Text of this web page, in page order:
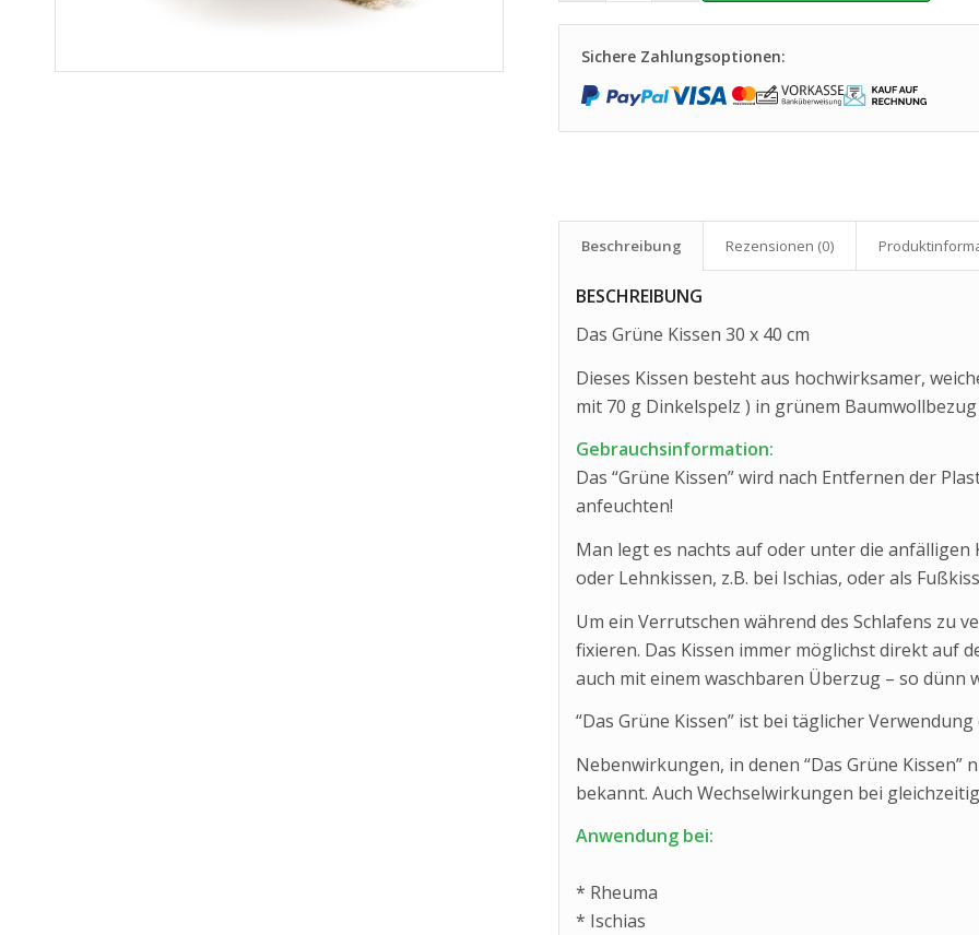
Sichere Zahlungsoptionen:
Beschreibung Rezensionen (0)
BESCHREIBUNG
Das Grüne Kissen 30 x 40 cm
Dieses Kissen besteht aus hochwirksamer,
mit 70 g Dinkelspelz ) in grünem
Gebrauchsinformation:
Das “Grüne Kissen” wird nach Entfernen der
anfeuchten!
Man legt es nachts auf oder unter die
oder Lehnkissen, z.B. bei Ischias, oder als
Um ein Verrutschen während des Schlafens zu
fixieren. Das Kissen immer möglichst direkt auf
auch mit einem waschbaren Überzug – so dünn
“Das Grüne Kissen” ist bei täglicher
Nebenwirkungen, in denen “Das Grüne
bekannt. Auch Wechselwirkungen bei
Anwendung bei:
* Rheuma
* Ischias